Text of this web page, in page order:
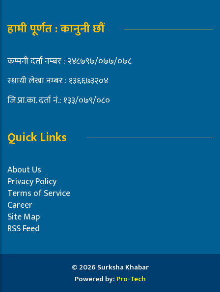
हामी पूर्णत : कानुनी छौं
कम्पनी दर्ता नम्बर : २४८७९७/०७७/०७८
स्थायी लेखा नम्बर : १३६६७३२०४
जि.प्रा.का. दर्ता नं.: १३३/०७९/०८०
Quick Links
About Us
Privacy Policy
Terms of Service
Career
Site Map
RSS Feed
© 2026 Surksha Khabar
Powered by: Pro-Tech